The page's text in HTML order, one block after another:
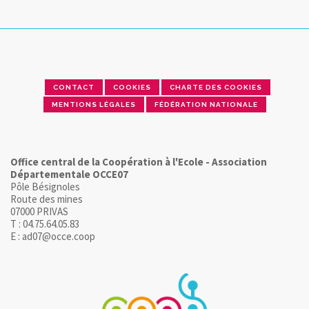
CONTACT COOKIES CHARTE DES COOKIES
MENTIONS LÉGALES FÉDÉRATION NATIONALE
Office central de la Coopération à l'Ecole - Association
Départementale OCCE07
Pôle Bésignoles
Route des mines
07000 PRIVAS
T : 04.75.64.05.83
E : ad07@occe.coop